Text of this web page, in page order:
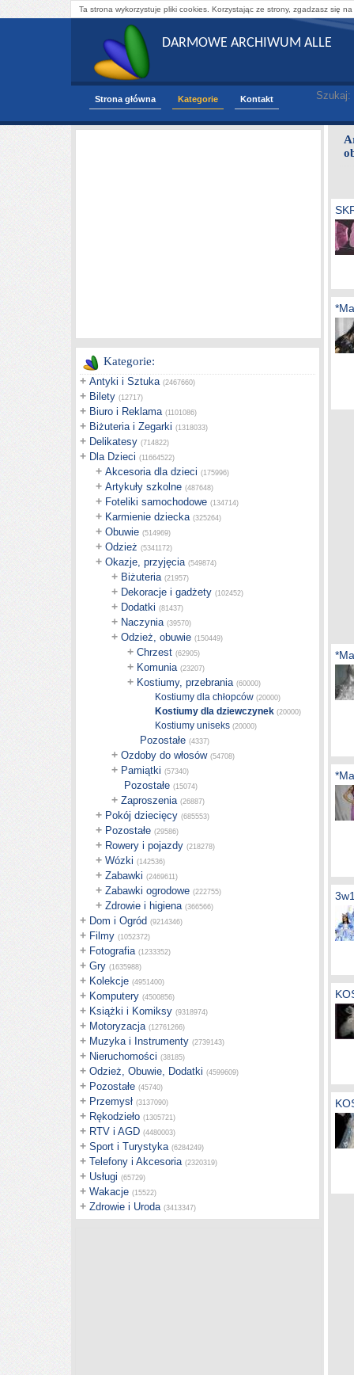
Ta strona wykorzystuje pliki cookies. Korzystając ze strony, zgadzasz się
DARMOWE ARCHIWUM ALLE
Strona główna Kategorie Kontakt Szukaj:
Kategorie:
+ Antyki i Sztuka (2467660)
+ Bilety (12717)
+ Biuro i Reklama (1101086)
+ Biżuteria i Zegarki (1318033)
+ Delikatesy (714822)
+ Dla Dzieci (11664522)
+ Akcesoria dla dzieci (175996)
+ Artykuły szkolne (487648)
+ Foteliki samochodowe (134714)
+ Karmienie dziecka (325264)
+ Obuwie (514969)
+ Odzież (5341172)
+ Okazje, przyjęcia (549874)
+ Biżuteria (21957)
+ Dekoracje i gadżety (102452)
+ Dodatki (81437)
+ Naczynia (39570)
+ Odzież, obuwie (150449)
+ Chrzest (62905)
+ Komunia (23207)
+ Kostiumy, przebrania (60000)
Kostiumy dla chłopców (20000)
Kostiumy dla dziewczynek (20000)
Kostiumy uniseks (20000)
Pozostałe (4337)
+ Ozdoby do włosów (54708)
+ Pamiątki (57340)
Pozostałe (15074)
+ Zaproszenia (26887)
+ Pokój dziecięcy (685553)
+ Pozostałe (29586)
+ Rowery i pojazdy (218278)
+ Wózki (142536)
+ Zabawki (2469611)
+ Zabawki ogrodowe (222755)
+ Zdrowie i higiena (366566)
+ Dom i Ogród (9214346)
+ Filmy (1052372)
+ Fotografia (1233352)
+ Gry (1635988)
+ Kolekcje (4951400)
+ Komputery (4500856)
+ Książki i Komiksy (9318974)
+ Motoryzacja (12761266)
+ Muzyka i Instrumenty (2739143)
+ Nieruchomości (38185)
+ Odzież, Obuwie, Dodatki (4599609)
+ Pozostałe (45740)
+ Przemysł (3137090)
+ Rękodzieło (1305721)
+ RTV i AGD (4480003)
+ Sport i Turystyka (6284249)
+ Telefony i Akcesoria (2320319)
+ Usługi (65729)
+ Wakacje (15522)
+ Zdrowie i Uroda (3413347)